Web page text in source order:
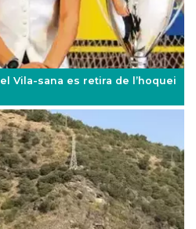
Vila-sana es retira de l’hoquei